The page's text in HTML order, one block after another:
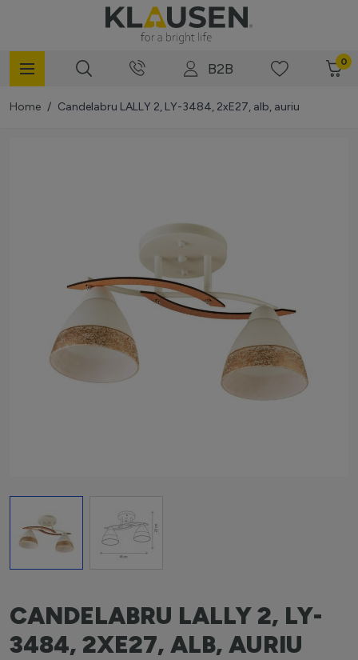
B2B 0
Home / Candelabru LALLY 2, LY-3484, 2xE27, alb, auriu
CANDELABRU LALLY 2, LY-
3484, 2XE27, ALB, AURIU